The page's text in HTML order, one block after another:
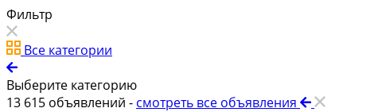
Фильтр
Все категории
Выберите категорию
13 615 объявлений - смотреть все объявления